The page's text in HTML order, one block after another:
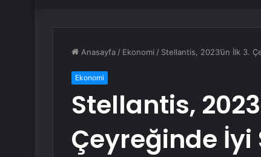
Anasayfa / Ekonomi / Stellantis, 2023’ün İlk 3.
Ekonomi
Stellantis,
Çeyreğinde İyi